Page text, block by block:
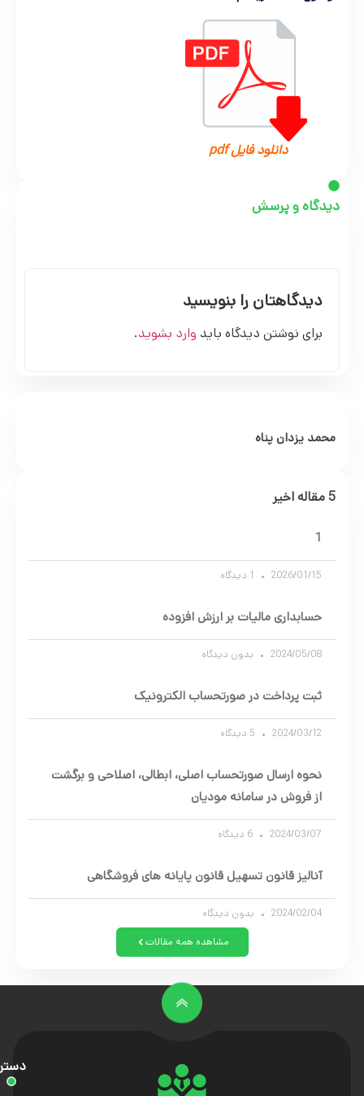
دانلود فایل pdf
دیدگاه و پرسش
دیدگاهتان را بنویسید
برای نوشتن دیدگاه باید وارد بشوید.
محمد یزدان پناه
5 مقاله اخیر
1
2026/01/15
حسابداری مالیات بر ارزش افزوده
2024/05/08 بدون دیدگاه
ثبت پرداخت در صورتحساب الکترونیک
2024/03/12
نحوه ارسال صورتحساب اصلی، ابطالی، اصلاحی و برگشت
از فروش در سامانه مودیان
2024/03/07
آنالیز قانون تسهیل قانون پایانه های فروشگاهی
2024/02/04 بدون دیدگاه
مشاهده همه مقالات